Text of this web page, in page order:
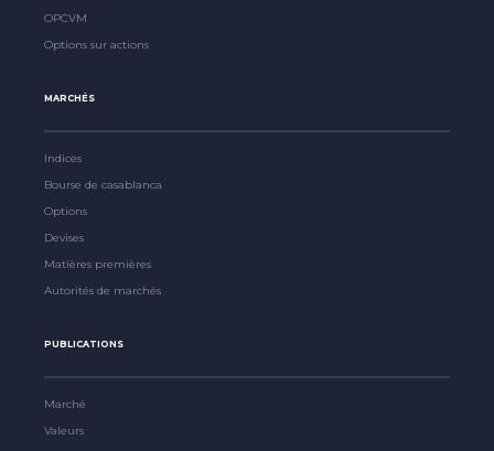
OPCVM
Options sur actions
MARCHÉS
Indices
Bourse de casablanca
Options
Devises
Matières premières
Autorités de marchés
PUBLICATIONS
Marché
Valeurs